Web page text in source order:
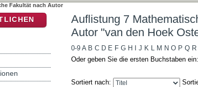
Fakultät nach Autor
Auflistung 7
Autor "van den Hoek
0-9 A B C D E F G H J K L M N O P Q R
Oder geben Sie die ersten Buchstaben ein:
Sortiert nach: